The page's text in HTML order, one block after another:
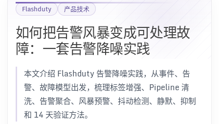
Flashduty 产品技术
如何把告警风暴变成可处理故
障：一套告警降噪实践
本文介绍 Flashduty 告警降噪实践，从事件、告
警、故障模型出发，梳理标签增强、Pipeline 清
洗、告警聚合、风暴预警、抖动检测、静默、抑制
和 14 天验证方法。